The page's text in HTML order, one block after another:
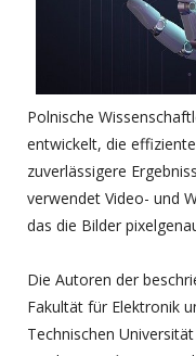
Polnische
entwickelt, die
zuverlässigere
verwendet Video- und
das die Bilder
Die Autoren der
Fakultät für Elektronik
Technischen